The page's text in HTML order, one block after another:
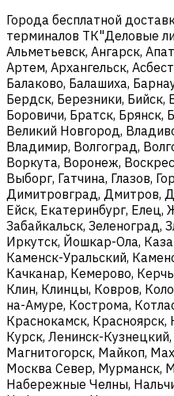
Города бесплатной
терминалов ТК"Деловые
Альметьевск, Ангарск,
Артем, Архангельск,
Балаково, Балашиха,
Бердск, Березники, Бийск,
Боровичи, Братск, Брянск,
Великий Новгород,
Владимир, Волгоград,
Воркута, Воронеж,
Выборг, Гатчина, Глазов,
Димитровград, Дмитров,
Ейск, Екатеринбург,
Забайкальск, Зеленоград,
Иркутск, Йошкар-Ола,
Каменск-Уральский,
Качканар, Кемерово,
Клин, Клинцы, Ковров,
на-Амуре, Кострома,
Краснокамск, Красноярск,
Курск, Ленинск-
Магнитогорск, Майкоп,
Москва Север, Мурманск,
Набережные Челны,